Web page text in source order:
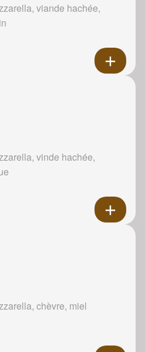
viande hachée,
vinde hachée,
chèvre, miel